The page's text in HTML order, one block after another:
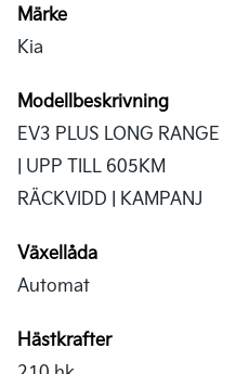
Märke
Kia
Modellbeskrivning
EV3 PLUS LONG RANGE
| UPP TILL 605KM
RÄCKVIDD | KAMPANJ
Växellåda
Automat
Hästkrafter